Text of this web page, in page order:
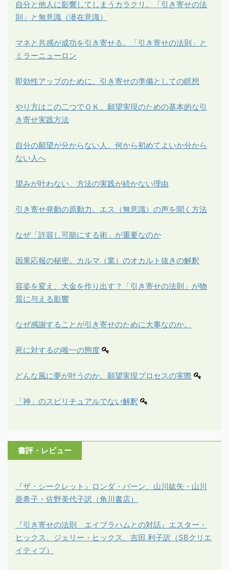
自分と他人に影響してしまうカラクリ。「引き寄せの法
則」と無意識（潜在意識）
マネと共感が成功を引き寄せる。「引き寄せの法則」と
ミラーニューロン
即効性アップのために。引き寄せの準備としての瞑想
やり方はこの二つでＯＫ。願望実現のための基本的な引
き寄せ実践方法
自分の願望が分からない人、何から初めてよいか分から
ない人へ
望みが叶わない、方法の実践が続かない理由
引き寄せ発動の原動力。エス（無意識）の声を聞く方法
なぜ「許容し可能にする術」が重要なのか
因果応報の秘密。カルマ（業）のオカルト抜きの解釈
容姿を変え、大金を作り出す？「引き寄せの法則」が物
質に与える影響
なぜ感謝することが引き寄せのために大事なのか。
死に対するの唯一の態度
どんな風に夢が叶うのか。願望実現プロセスの実際
「神」のスピリチュアルでない解釈
書評・レビュー
『ザ・シークレット』ロンダ・バーン、山川紘矢・山川
亜希子・佐野美代子訳（角川書店）
『引き寄せの法則 エイブラハムとの対話』エスター・
ヒックス、ジェリー・ヒックス、吉田 利子訳（SBクリエ
イティブ）